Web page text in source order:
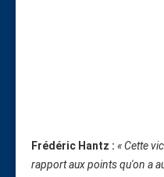
Frédéric Hantz : « Cette
rapport aux points qu'on a